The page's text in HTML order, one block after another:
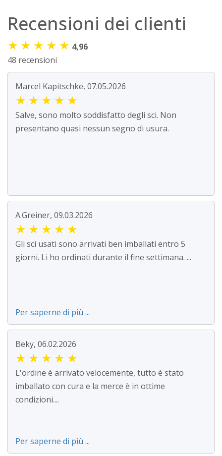
Recensioni dei clienti
★ ★ ★ ★ ★ 4,96
48 recensioni
Marcel Kapitschke, 07.05.2026
★ ★ ★ ★ ★
Salve, sono molto soddisfatto degli sci. Non
presentano quasi nessun segno di usura.
A.Greiner, 09.03.2026
★ ★ ★ ★ ★
Gli sci usati sono arrivati ben imballati entro 5
giorni. Li ho ordinati durante il fine settimana. ...
Per saperne di più ...
Beky, 06.02.2026
★ ★ ★ ★ ★
L'ordine è arrivato velocemente, tutto è stato
imballato con cura e la merce è in ottime
condizioni....
Per saperne di più ...